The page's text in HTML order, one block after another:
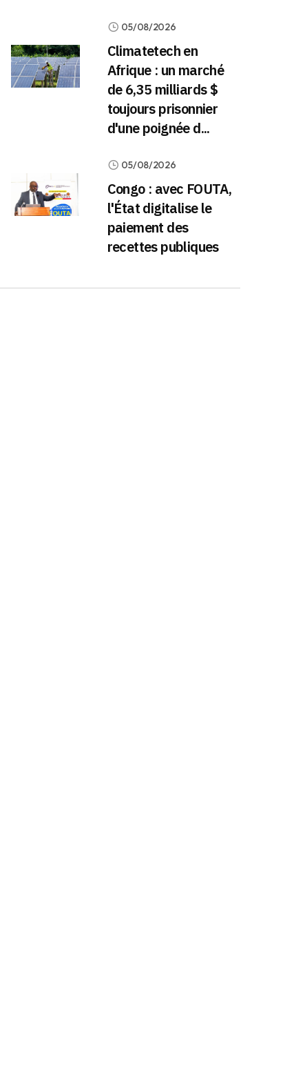
05/08/2026
Climatetech en
Afrique : un marché
de 6,35 milliards $
toujours prisonnier
d'une poignée d...
05/08/2026
Congo : avec FOUTA,
l'État digitalise le
paiement des
recettes publiques